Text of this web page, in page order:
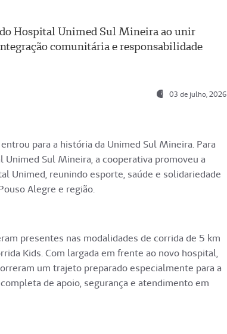
Hospital Unimed Sul Mineira ao unir
comunitária e responsabilidade
03 de julho, 2026
para a história da Unimed Sul Mineira. Para
Sul Mineira, a cooperativa promoveu a
Unimed, reunindo esporte, saúde e solidariedade
Alegre e região.
presentes nas modalidades de corrida de 5 km
Kids. Com largada em frente ao novo hospital,
um trajeto preparado especialmente para a
de apoio, segurança e atendimento em